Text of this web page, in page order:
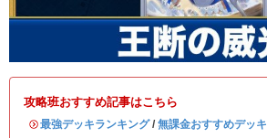
攻略班おすすめ記事はこちら
・最強デッキランキング/ 無課金おすすめデッキ